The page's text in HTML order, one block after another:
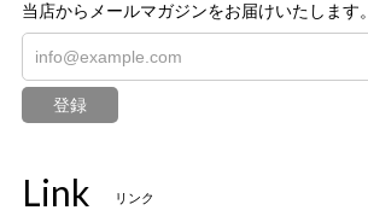
当店からメールマガジンをお届けいたします。
登録
Link リンク